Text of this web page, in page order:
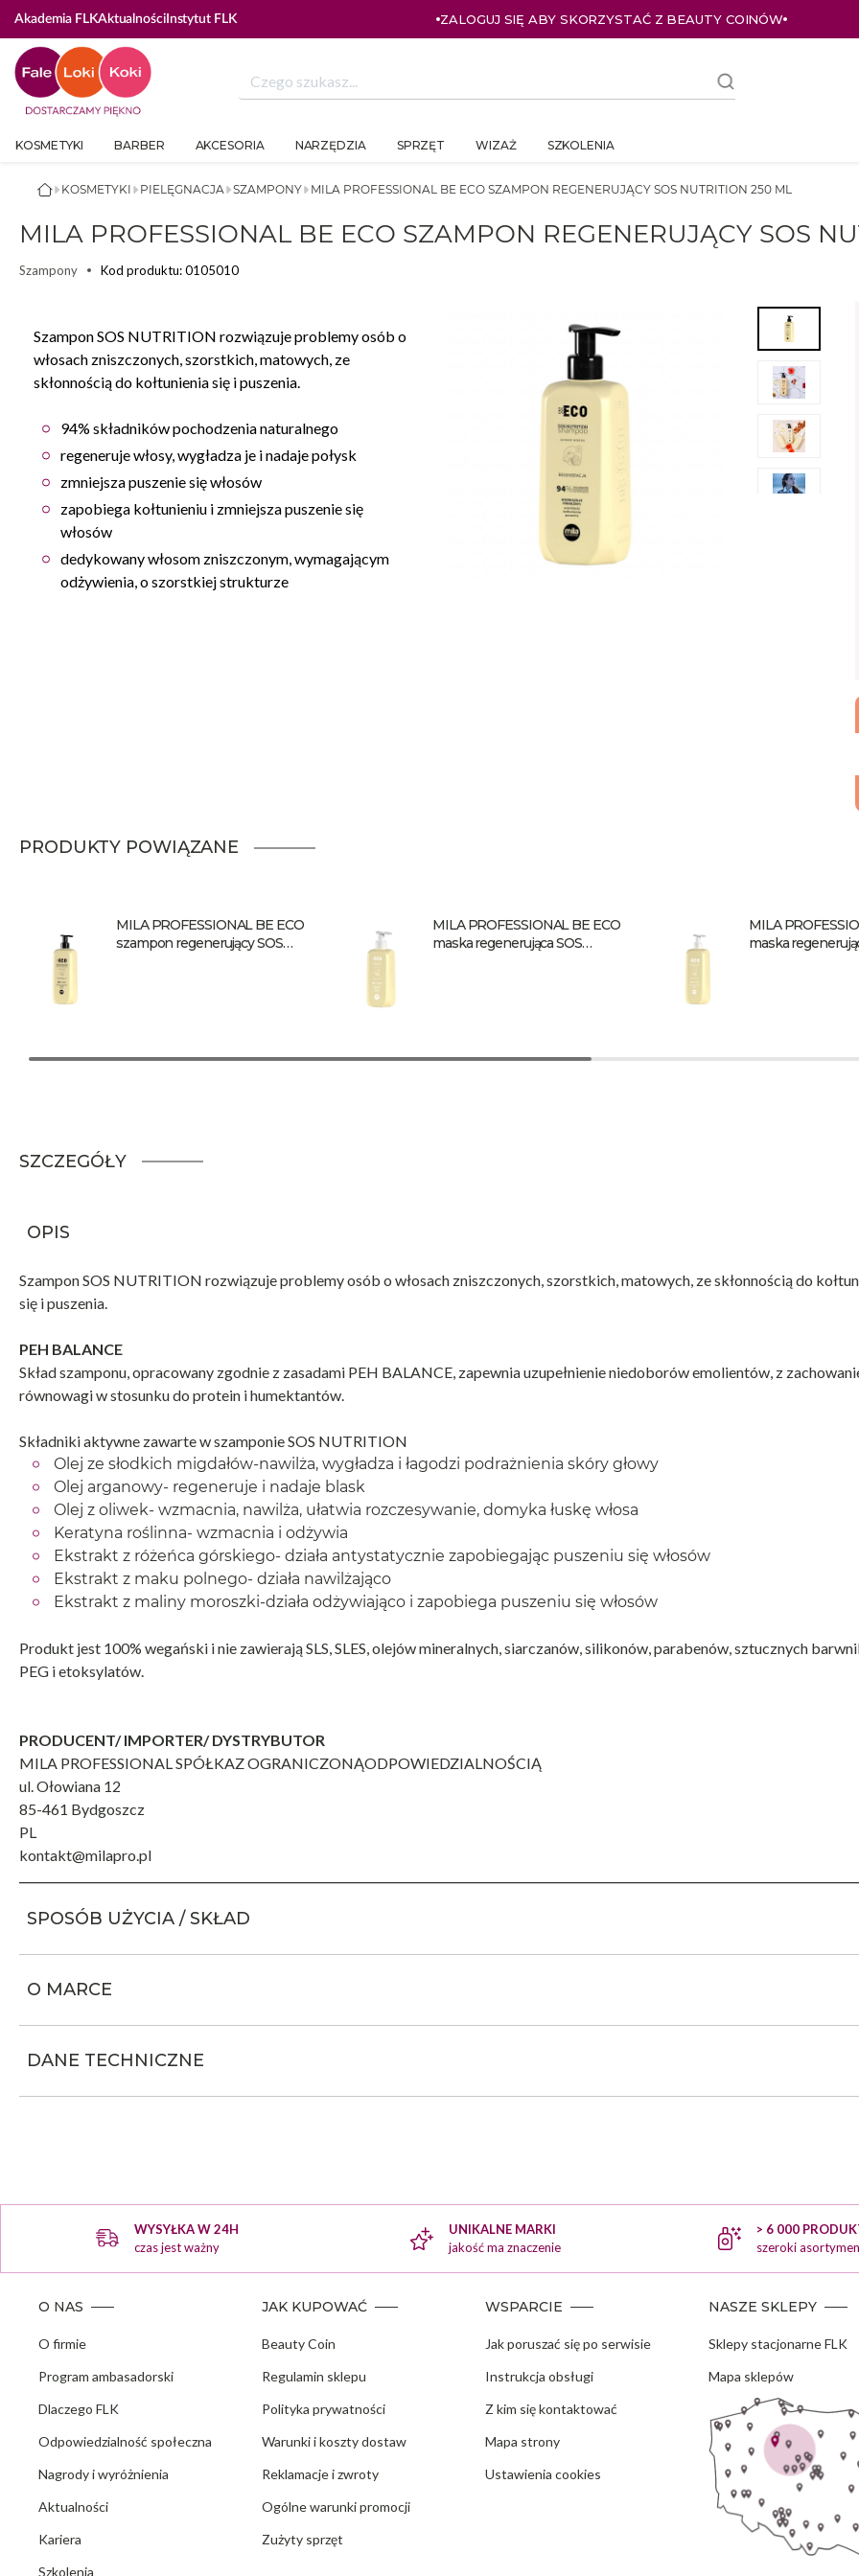
Akademia FLKAktualnościInstytut FLK ZALOGUJ SIĘ ABY SKORZYSTAĆ Z BEAUTY COINÓW
KOSMETYKI BARBER AKCESORIA NARZĘDZIA SPRZĘT WIZAŻ SZKOLENIA
MILA PROFESSIONAL BE ECO SZAMPON REGENERUJĄCY SOS NUTRITION 250 ML
SZAMPONY
PIELĘGNACJA
KOSMETYKI
MILA PROFESSIONAL BE ECO SZAMPON REGENERUJĄCY SOS
Szampony Kod produktu: 0105010
Szampon SOS NUTRITION rozwiązuje problemy osób o
włosach zniszczonych, szorstkich, matowych, ze
skłonnością do kołtunienia się i puszenia.
94% składników pochodzenia naturalnego
regeneruje włosy, wygładza je i nadaje połysk
zmniejsza puszenie się włosów
zapobiega kołtunieniu i zmniejsza puszenie się
włosów
dedykowany włosom zniszczonym, wymagającym
odżywienia, o szorstkiej strukturze
PRODUKTY POWIĄZANE
MILA PROFESSIONAL BE ECO
szampon regenerujący SOS
MILA PROFESSIONAL BE ECO
maska regenerująca SOS
MILA
maska
SZCZEGÓŁY
OPIS
Szampon SOS NUTRITION rozwiązuje problemy osób o włosach zniszczonych, szorstkich, matowych, ze skłonnością do
się i puszenia.
PEH BALANCE
Skład szamponu, opracowany zgodnie z zasadami PEH BALANCE, zapewnia uzupełnienie niedoborów emolientów, z
równowagi w stosunku do protein i humektantów.
Składniki aktywne zawarte w szamponie SOS NUTRITION
Olej ze słodkich migdałów-nawilża, wygładza i łagodzi podrażnienia skóry głowy
Olej arganowy- regeneruje i nadaje blask
Olej z oliwek- wzmacnia, nawilża, ułatwia rozczesywanie, domyka łuskę włosa
Keratyna roślinna- wzmacnia i odżywia
Ekstrakt z różeńca górskiego- działa antystatycznie zapobiegając puszeniu się włosów
Ekstrakt z maku polnego- działa nawilżająco
Ekstrakt z maliny moroszki-działa odżywiająco i zapobiega puszeniu się włosów
Produkt jest 100% wegański i nie zawierają SLS, SLES, olejów mineralnych, siarczanów, silikonów, parabenów, sztucznych
PEG i etoksylatów.
PRODUCENT/ IMPORTER/ DYSTRYBUTOR
MILA PROFESSIONAL SPÓŁKAZ OGRANICZONĄODPOWIEDZIALNOŚCIĄ
ul. Ołowiana 12
85-461 Bydgoszcz
PL
kontakt@milapro.pl
SPOSÓB UŻYCIA / SKŁAD
O MARCE
DANE TECHNICZNE
WYSYŁKA W 24H
czas jest ważny
UNIKALNE MARKI
jakość ma znaczenie
> 6 000
szeroki
O NAS
O firmie
Program ambasadorski
Dlaczego FLK
Odpowiedzialność społeczna
Nagrody i wyróżnienia
Aktualności
Kariera
Szkolenia
JAK KUPOWAĆ
Beauty Coin
Regulamin sklepu
Polityka prywatności
Warunki i koszty dostaw
Reklamacje i zwroty
Ogólne warunki promocji
Zużyty sprzęt
WSPARCIE
Jak poruszać się po serwisie
Instrukcja obsługi
Z kim się kontaktować
Mapa strony
Ustawienia cookies
NASZE SKLEPY
Sklepy stacjonarne FLK
Mapa sklepów